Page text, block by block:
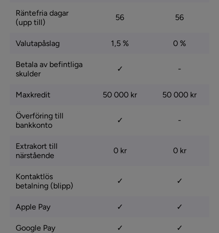
Räntefria dagar
(upp till)
56 56
Valutapåslag 1,5 % 0 %
Betala av befintliga
skulder
✓ -
Maxkredit 50 000 kr 50 000 kr
Överföring till
bankkonto
✓ -
Extrakort till
närstående
0 kr 0 kr
Kontaktlös
betalning (blipp)
✓ ✓
Apple Pay ✓ ✓
Google Pay ✓ ✓